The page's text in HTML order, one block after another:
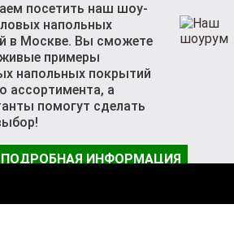
посетить наш шоу-
напольных
в Москве. Вы сможете
примеры
напольных покрытий
ассортимента, а
помогут сделать
ПОДРОБНАЯ ИНФОРМАЦИЯ